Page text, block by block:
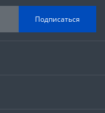
Подписаться